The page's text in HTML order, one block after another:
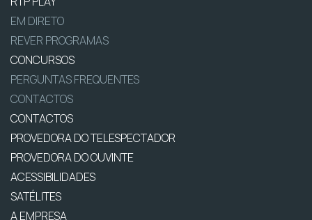
EM DIRETO
REVER PROGRAMAS
CONCURSOS
PERGUNTAS FREQUENTES
CONTACTOS
CONTACTOS
PROVEDORA DO TELESPECTADOR
PROVEDORA DO OUVINTE
ACESSIBILIDADES
SATÉLITES
A EMPRESA